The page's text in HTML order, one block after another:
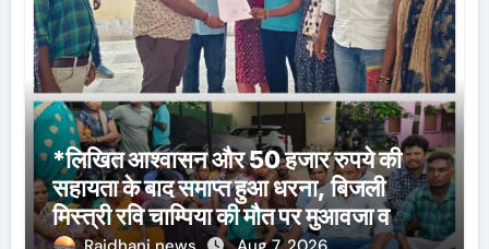
*लिखित आश्वासन और 50 हजार रुपये की
सहायता के बाद समाप्त हुआ धरना, बिजली
मिस्त्री रवि चाम्पिया की मौत पर मुआवजा व